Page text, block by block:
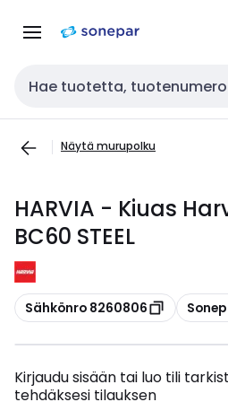
navigointiinsisältöön
Haku
Näytä murupolku
HARVIA - Kiuas
BC60 STEEL
Kopioi
Sähkönro 8260806 Kopioi
Kirjaudu sisään tai luo tili
tehdäksesi tilauksen